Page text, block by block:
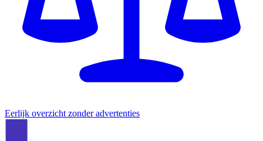
Eerlijk overzicht zonder advertenties